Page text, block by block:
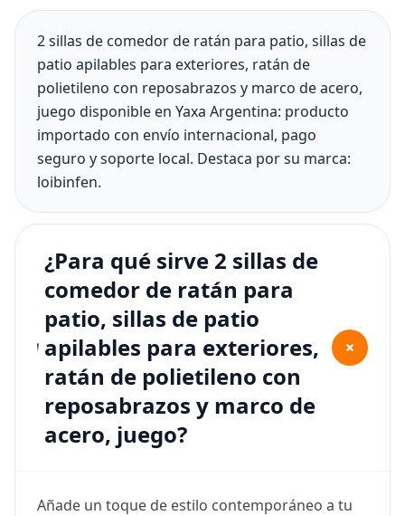
2 sillas de comedor de ratán para patio, sillas de
patio apilables para exteriores, ratán de
polietileno con reposabrazos y marco de acero,
juego disponible en Yaxa Argentina: producto
importado con envío internacional, pago
seguro y soporte local. Destaca por su marca:
loibinfen.
¿Para qué sirve 2 sillas de
comedor de ratán para
patio, sillas de patio
apilables para exteriores,
ratán de polietileno con
reposabrazos y marco de
acero, juego?
+
Añade un toque de estilo contemporáneo a tu